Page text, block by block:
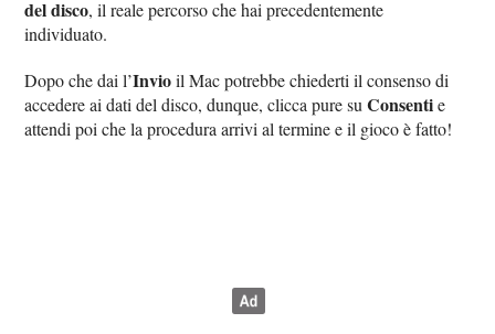
del disco, il reale percorso che hai precedentemente
individuato.
Dopo che dai l’Invioil Mac potrebbe chiederti il consenso di
accedere ai dati del disco, dunque, clicca pure suConsentie
attendi poi che la procedura arrivi al termine e il gioco è fatto!